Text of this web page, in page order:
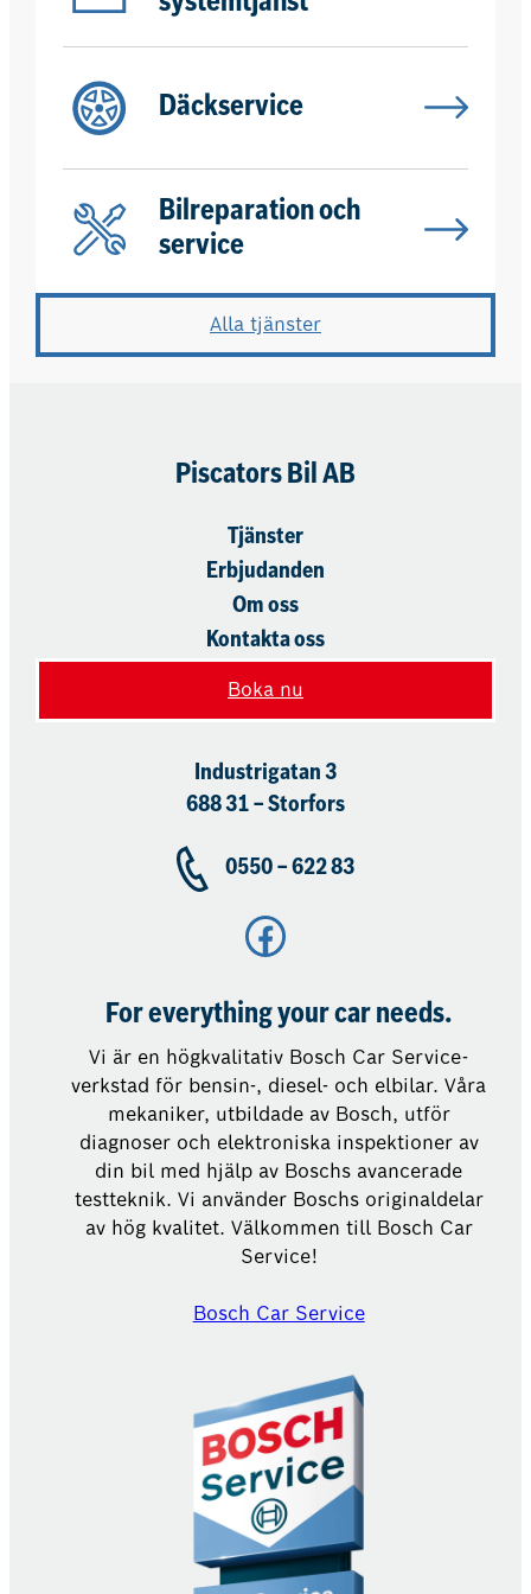
Däckservice
Bilreparation och
service
Alla tjänster
Piscators Bil AB
Tjänster
Erbjudanden
Om oss
Kontakta oss
Boka nu
Industrigatan 3
688 31 – Storfors
0550 – 622 83
Facebook
For everything your car needs.
Vi är en högkvalitativ Bosch Car Service-
verkstad för bensin-, diesel- och elbilar. Våra
mekaniker, utbildade av Bosch, utför
diagnoser och elektroniska inspektioner av
din bil med hjälp av Boschs avancerade
testteknik. Vi använder Boschs originaldelar
av hög kvalitet. Välkommen till Bosch Car
Service!
Bosch Car Service